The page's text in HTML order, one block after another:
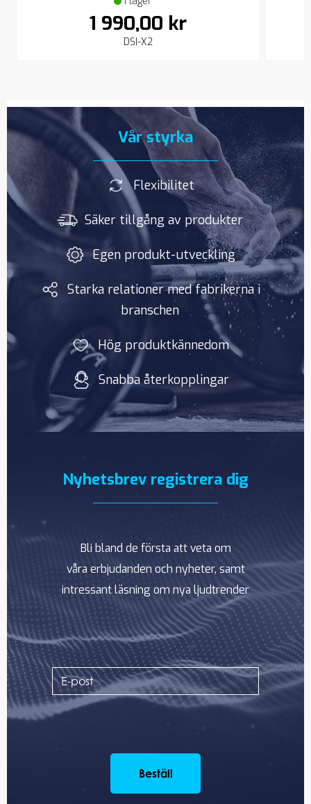
1 990,00 kr
DSI-X2
Vår styrka
Flexibilitet
Säker tillgång av produkter
Egen produkt-utveckling
Starka relationer med fabrikerna i
branschen
Hög produktkännedom
Snabba återkopplingar
Nyhetsbrev registrera dig
Bli bland de första att veta om
våra erbjudanden och nyheter, samt
intressant läsning om nya ljudtrender